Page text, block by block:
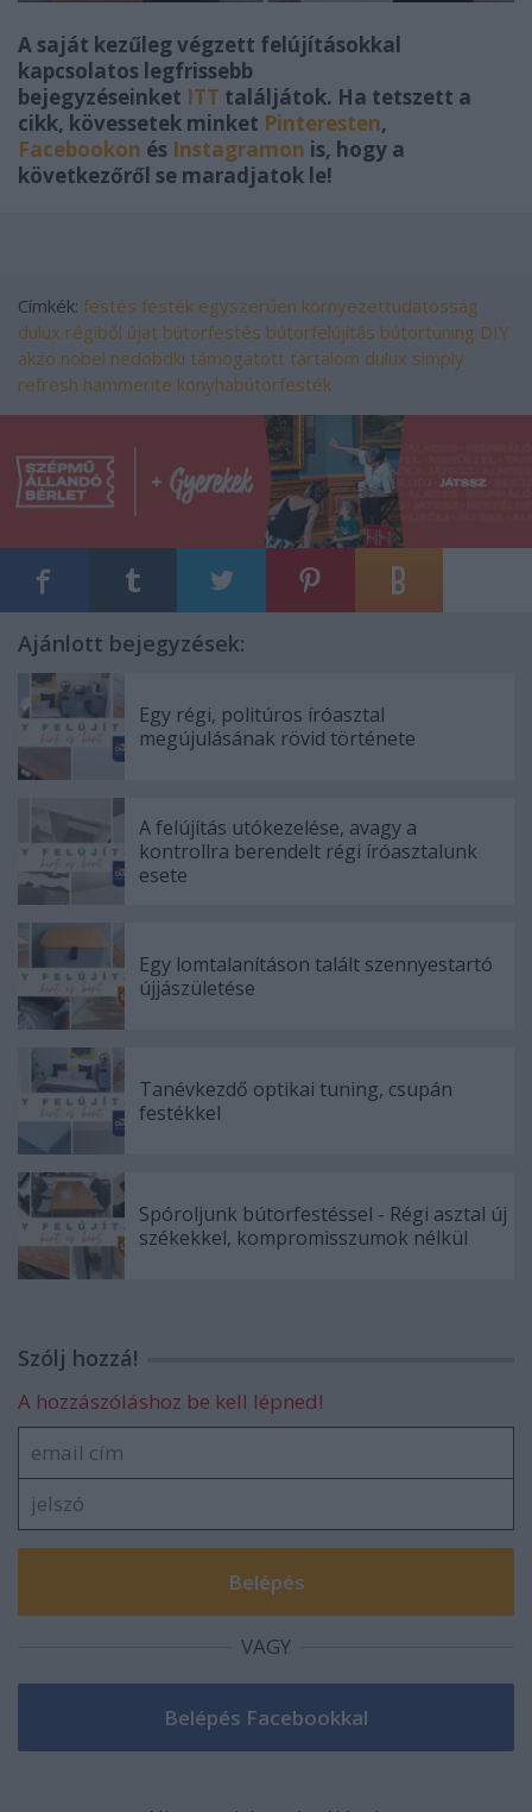
A saját kezűleg végzett felújításokkal
kapcsolatos legfrissebb
bejegyzéseinket ITT találjátok. Ha tetszett a
cikk, kövessetek minket Pinteresten,
Facebookon és Instagramon is, hogy a
következőről se maradjatok le!
Címkék: festés festék egyszerűen környezettudatosság
dulux régiből újat bútorfestés bútorfelújítás bútortuning DIY
akzo nobel nedobdki támogatott tartalom dulux simply
refresh hammerite konyhabútorfesték
Ajánlott bejegyzések:
Egy régi, politúros íróasztal
megújulásának rövid története
A felújítás utókezelése, avagy a
kontrollra berendelt régi íróasztalunk
esete
Egy lomtalanításon talált szennyestartó
újjászületése
Tanévkezdő optikai tuning, csupán
festékkel
Spóroljunk bútorfestéssel - Régi asztal új
székekkel, kompromisszumok nélkül
Szólj hozzá!
A hozzászóláshoz be kell lépned!
VAGY